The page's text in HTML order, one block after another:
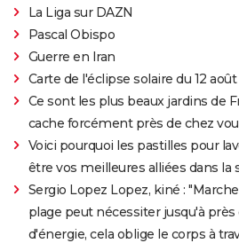
La Liga sur DAZN
Pascal Obispo
Guerre en Iran
Carte de l'éclipse solaire du 12 août
Ce sont les plus beaux jardins de
cache forcément près de chez
Voici pourquoi les pastilles pour
être vos meilleures alliées dans la
Sergio Lopez Lopez, kiné :
plage peut nécessiter jusqu'à
d'énergie, cela oblige le corps à